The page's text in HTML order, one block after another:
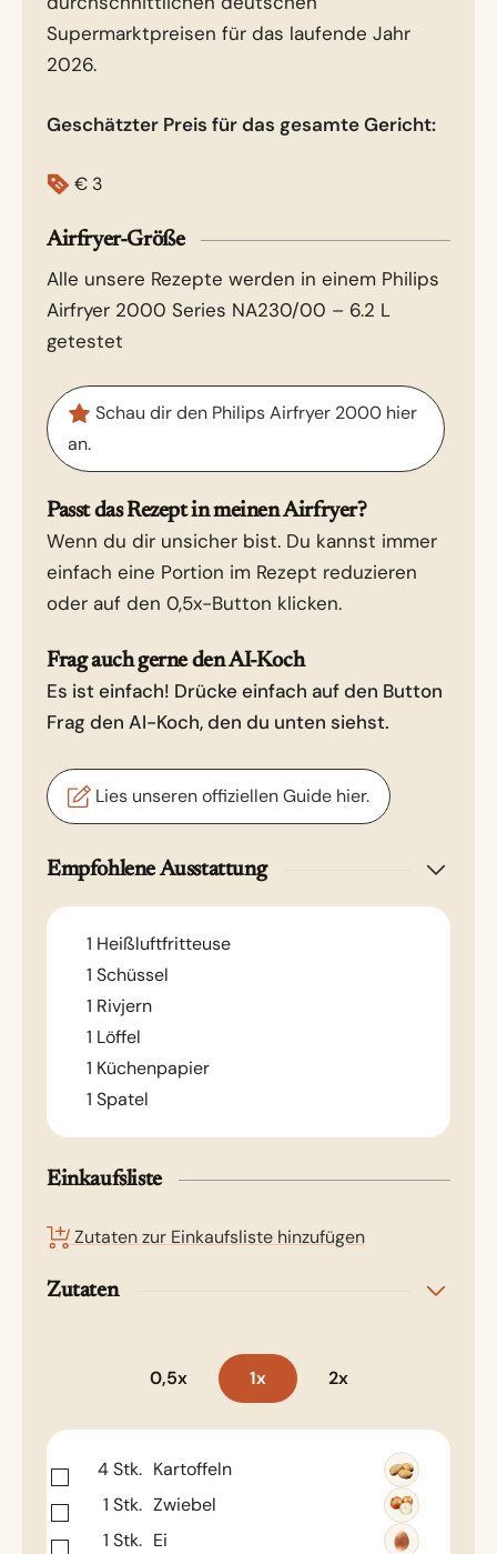
Supermarktpreisen für das laufende Jahr
2026.
Geschätzter Preis für das gesamte Gericht:
€ 3
Airfryer-Größe
Alle unsere Rezepte werden in einem Philips
Airfryer 2000 Series NA230/00 – 6.2 L
getestet
Schau dir den Philips Airfryer 2000 hier
an.
Passt das Rezept in meinen Airfryer?
Wenn du dir unsicher bist. Du kannst immer
einfach eine Portion im Rezept reduzieren
oder auf den 0,5x-Button klicken.
Frag auch gerne den AI-Koch
Es ist einfach! Drücke einfach auf den Button
Frag den AI-Koch, den du unten siehst.
Lies unseren offiziellen Guide hier.
Empfohlene Ausstattung
1 Heißluftfritteuse
1 Schüssel
1 Rivjern
1 Löffel
1 Küchenpapier
1 Spatel
Einkaufsliste
Zutaten zur Einkaufsliste hinzufügen
Zutaten
0,5x 1x 2x
4Stk. Kartoffeln
1 Stk. Zwiebel
1 Stk. Ei